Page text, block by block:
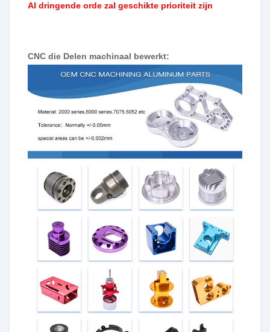
Al dringende orde zal geschikte prioriteit zijn
CNC die Delen machinaal bewerkt: